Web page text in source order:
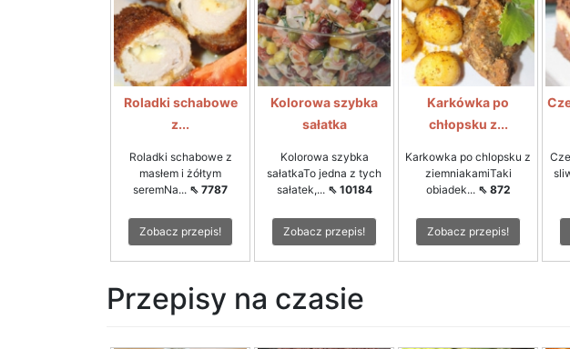
Roladki schabowe
z...
Roladki schabowe z
masłem i żółtym
seremNa... ⇖ 7787
Zobacz przepis!
Kolorowa szybka
sałatka
Kolorowa szybka
sałatkaTo jedna z tych
sałatek,... ⇖ 10184
Zobacz przepis!
Karkówka po
chłopsku z...
Karkowka po chlopsku z
ziemniakamiTaki
obiadek... ⇖ 872
Zobacz przepis!
Przepisy na czasie